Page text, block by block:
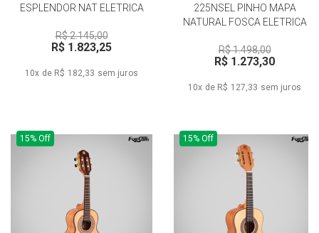
ESPLENDOR NAT ELETRICA
R$ 2.145,00
R$ 1.823,25
10x de R$ 182,33 sem juros
225NSEL PINHO MAPA
NATURAL FOSCA ELETRICA
R$ 1.498,00
R$ 1.273,30
10x de R$ 127,33 sem juros
15% Off 15% Off